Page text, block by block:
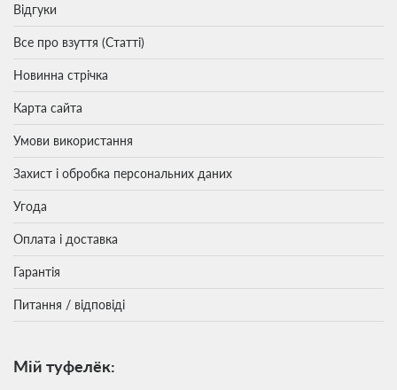
Відгуки
Все про взуття (Статті)
Новинна стрічка
Карта сайта
Умови використання
Захист і обробка персональних даних
Угода
Оплата і доставка
Гарантія
Питання / відповіді
Мій туфелёк: